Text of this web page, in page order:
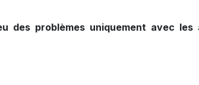
des problèmes uniquement avec